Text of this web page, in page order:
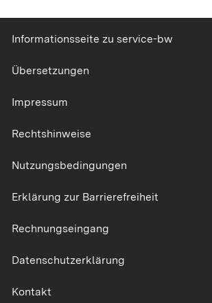
Informationsseite zu service-bw
Übersetzungen
Impressum
Rechtshinweise
Nutzungsbedingungen
Erklärung zur Barrierefreiheit
Rechnungseingang
Datenschutzerklärung
Kontakt